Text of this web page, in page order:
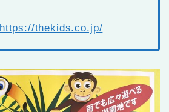
https://thekids.co.jp/